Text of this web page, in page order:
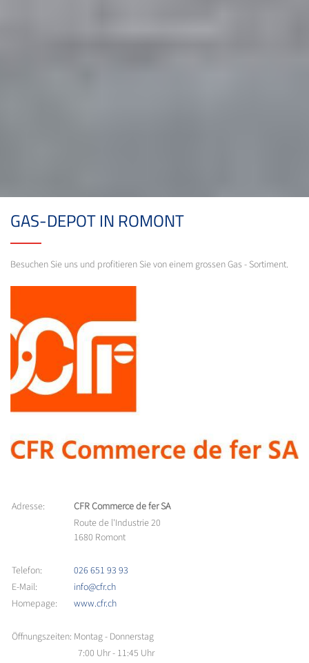
GAS-DEPOT IN ROMONT
Besuchen Sie uns und profitieren Sie von einem grossen Gas - Sortiment.
Adresse:
CFR Commerce de fer SA
Route de l'Industrie 20
1680 Romont
Telefon:
026 651 93 93
E-Mail:
info@cfr.ch
Homepage:
www.cfr.ch
Öffnungszeiten: Montag - Donnerstag
7:00 Uhr - 11:45 Uhr